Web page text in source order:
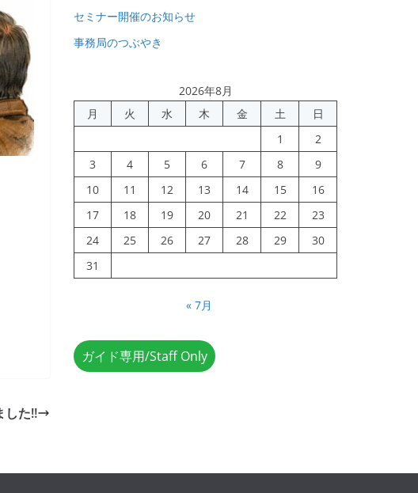
た‼
セミナー開催のお知らせ
事務局のつぶやき
2026年8月
月
火 水 木 金 土
日
1
2
3
4 5 6 7 8
9
10
11 12 13 14 15
16
17
18 19 20 21 22
23
24
25 26 27 28 29
30
31
« 7月
ガイド専用/Staff Only